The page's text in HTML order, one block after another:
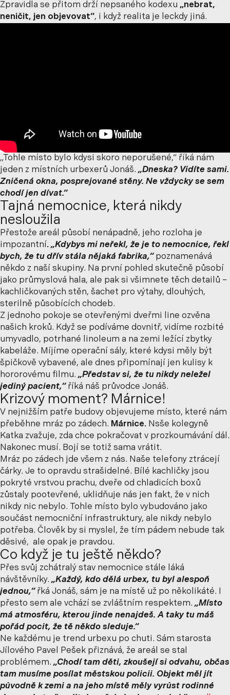
Zpravidla se přitom drží nepsaného kodexu „nebrat,
neničit, jen objevovat“, i když realita je leckdy jiná.
„Tohle místo bylo kdysi skoro neporušené,“ říká nám
jeden z místních urbexerů Jonáš. „Dneska? Vidíte sami.
Zničená okna, posprejované stěny. Ne vždycky se sem
chodí jen dívat.“
Tajná nemocnice, která nikdy
nesloužila
Přestože areál působí nenápadně, jeho rozloha je
impozantní. „Kdybys mi neřekl, že je to nemocnice, řekl
bych, že tu dřív stála nějaká fabrika,“ poznamenává
někdo z naší skupiny. Na první pohled skutečně působí
jako průmyslová hala, ale pak si všimnete těch detailů –
kachličkovaných stěn, šachet pro výtahy, dlouhých,
sterilně působících chodeb.
Z jednoho pokoje se otevřenými dveřmi line ozvěna
našich kroků. Když se podíváme dovnitř, vidíme rozbité
umyvadlo, potrhané linoleum a na zemi ležící zbytky
kabeláže. Míjíme operační sály, které kdysi měly být
špičkově vybavené, ale dnes připomínají jen kulisy k
hororovému filmu. „Představ si, že tu nikdy neležel
jediný pacient,“ říká náš průvodce Jonáš.
Krizový moment? Márnice!
V nejnižším patře budovy objevujeme místo, které nám
přeběhne mráz po zádech. Márnice. Nsše kolegyně
Katka zvažuje, zda chce pokračovat v prozkoumávání dál.
Nakonec musí. Bojí se totiž sama vrátit.
Mráz po zádech jde všem z nás. Naše telefony ztrácejí
čárky. Je to opravdu strašidelné. Bílé kachličky jsou
pokryté vrstvou prachu, dveře od chladicích boxů
zůstaly pootevřené, uklidňuje nás jen fakt, že v nich
nikdy nic nebylo. Tohle místo bylo vybudováno jako
součást nemocniční infrastruktury, ale nikdy nebylo
potřeba. Člověk by si myslel, že tím pádem nebude tak
děsivé, ale opak je pravdou.
Co když je tu ještě někdo?
Přes svůj zchátralý stav nemocnice stále láká
návštěvníky. „Každý, kdo dělá urbex, tu byl alespoň
jednou,“ řká Jonáš, sám je na místě už po několikáté. I
přesto sem ale vchází se zvláštním respektem. „Místo
má atmosféru, kterou jinde nenajdeš. A taky tu máš
pořád pocit, že tě někdo sleduje.“
Ne každému je trend urbexu po chuti. Sám starosta
Jílového Pavel Pešek přiznává, že areál se stal
problémem. „Chodí tam děti, zkoušejí si odvahu, občas
tam musíme posílat městskou policii. Objekt měl jít
původně k zemi a na jeho místě měly vyrůst rodinné